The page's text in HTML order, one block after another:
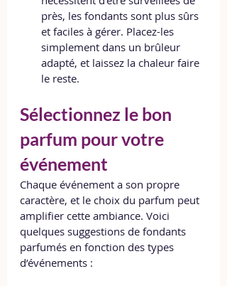
près, les fondants sont plus sûrs
et faciles à gérer. Placez-les
simplement dans un brûleur
adapté, et laissez la chaleur faire
le reste.
Sélectionnez le bon
parfum pour votre
événement
Chaque événement a son propre
caractère, et le choix du parfum peut
amplifier cette ambiance. Voici
quelques suggestions de fondants
parfumés en fonction des types
d’événements :